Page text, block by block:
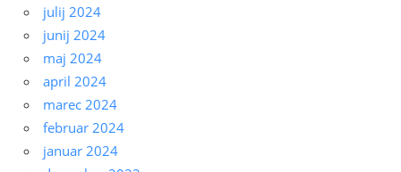
julij 2024
junij 2024
maj 2024
april 2024
marec 2024
februar 2024
januar 2024